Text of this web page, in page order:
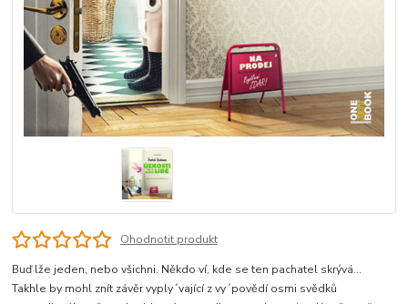
Ohodnotit produkt
Buď lže jeden, nebo všichni. Někdo ví, kde se ten pachatel skrývá…
Takhle by mohl znít závěr vyply´vající z vy´povědí osmi svědků